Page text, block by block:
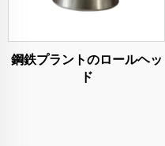
鋼鉄プラントのロールヘッ
ド